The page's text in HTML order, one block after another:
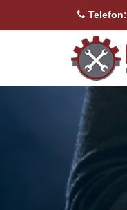
Telefon: